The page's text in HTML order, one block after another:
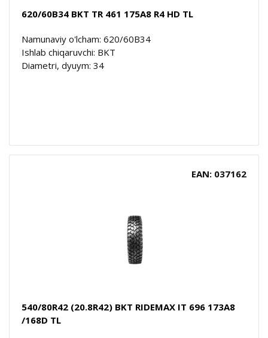
620/60B34 BKT TR 461 175A8 R4 HD TL
Namunaviy o'lcham: 620/60B34
Ishlab chiqaruvchi: BKT
Diametri, dyuym: 34
EAN: 037162
540/80R42 (20.8R42) BKT RIDEMAX IT 696 173A8
/168D TL